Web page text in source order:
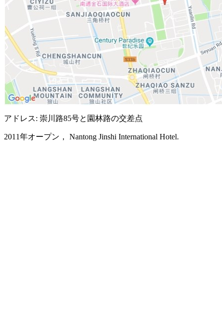
アドレス: 崇川路85号と園林路の交差点
2011年オープン， Nantong Jinshi International Hotel.